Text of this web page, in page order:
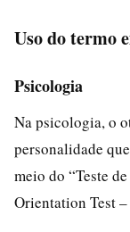
Uso do termo
Psicologia
Na psicologia, o
personalidade
meio do “Teste
Orientation Test